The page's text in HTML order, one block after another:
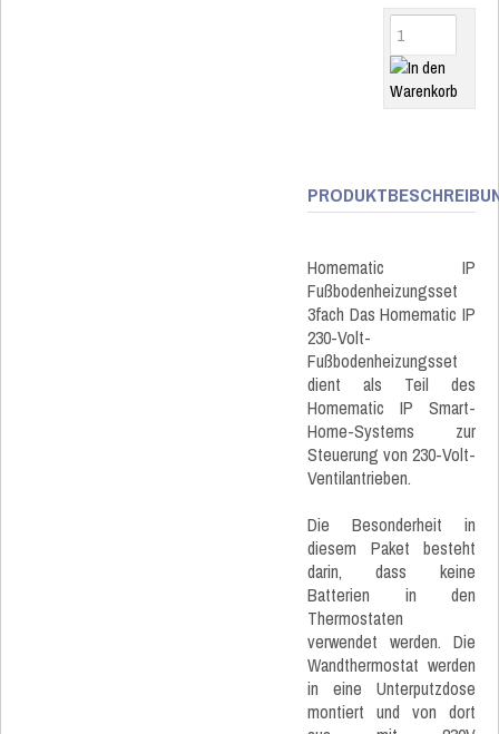
Homematic IP
Fußbodenheizungsset
3fach Das Homematic IP
230-Volt-
Fußbodenheizungsset
dient als Teil des
Homematic IP Smart-
Home-Systems zur
Steuerung von 230-Volt-
Ventilantrieben.
Die Besonderheit in
diesem Paket besteht
darin, dass keine
Batterien in den
Thermostaten
verwendet werden. Die
Wandthermostat werden
in eine Unterputzdose
montiert und von dort